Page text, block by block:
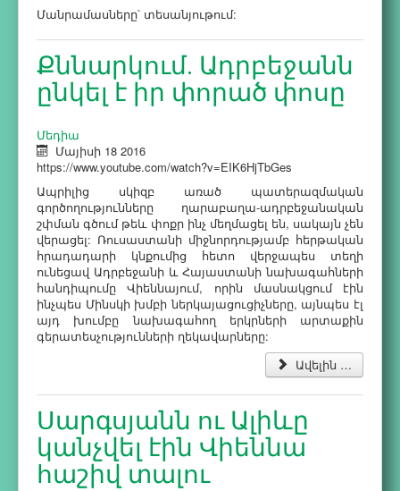
Մանրամասները՝ տեսանյութում:
Քննարկում. Ադրբեջանն
ընկել է իր փորած փոսը
Մեդիա
Մայիսի 18 2016
https://www.youtube.com/watch?v=EIK6HjTbGes
Ապրիլից սկիզբ առած պատերազմական
գործողությունները ղարաբաղա-ադրբեջանական
շփման գծում թեև փոքր ինչ մեղմացել են, սակայն չեն
վերացել: Ռուսաստանի միջնորդությամբ հերթական
հրադադարի կնքումից հետո վերջապես տեղի
ունեցավ Ադրբեջանի և Հայաստանի նախագահների
հանդիպումը Վիեննայում, որին մասնակցում էին
ինչպես Մինսկի խմբի ներկայացուցիչները, այնպես էլ
այդ խումբը նախագահող երկրների արտաքին
գերատեսչությունների ղեկավարները:
Ավելին …
Սարգսյանն ու Ալիևը
կանչվել էին Վիեննա
հաշիվ տալու